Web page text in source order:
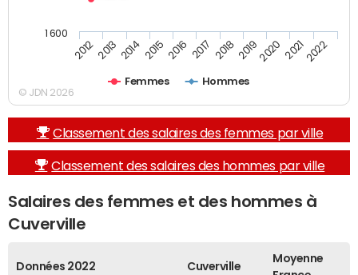
Femmes Hommes
2012 2013 2014 2015 2016 2017 2018 20192020 20212022
1 600
© JDN 2026
Classement des salaires des femmes par ville
Classement des salaires des hommes par ville
Salaires des femmes et des hommes à
Cuverville
Données 2022 Cuverville
Moyenne